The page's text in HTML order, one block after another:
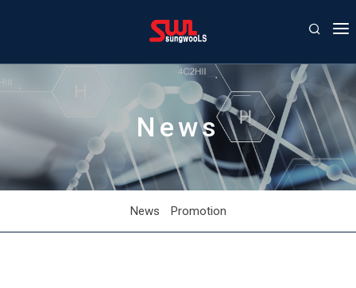
COMPANY
PRODUCT
CONTACT US
NEWS/EVENTS
News
News Promotion